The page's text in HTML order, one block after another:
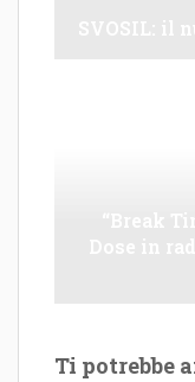
Ti potrebbe